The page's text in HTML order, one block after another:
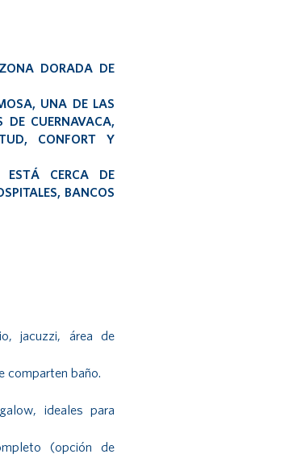
DORADA DE
UNA DE LAS
DE CUERNAVACA,
CONFORT Y
CERCA DE
BANCOS
jacuzzi, área de
comparten baño.
ideales para
(opción de